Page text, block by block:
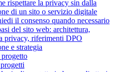
rispettare la privacy sin dalla
di un sito o servizio digitale
il consenso quando necessario
del sito web: architettura,
privacy, riferimenti DPO
e strategia